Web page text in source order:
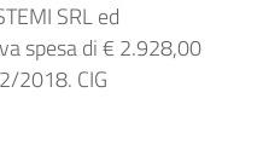
SRL ed
spesa di € 2.928,00
2018. CIG